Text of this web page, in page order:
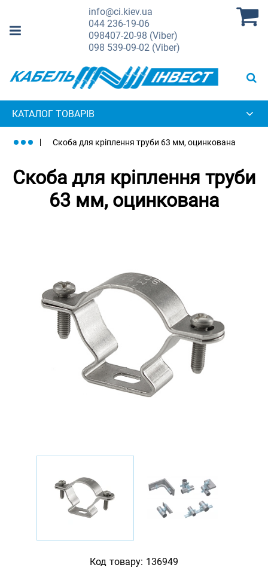
info@ci.kiev.ua
044236-19-06
098407-20-98 (Viber)
098 539-09-02 (Viber)
КАТАЛОГ ТОВАРІВ
Скоба для кріплення труби 63 мм, оцинкована
Скоба для кріплення труби
63 мм, оцинкована
Код товару: 136949